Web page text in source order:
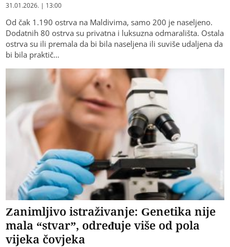
31.01.2026. | 13:00
Od čak 1.190 ostrva na Maldivima, samo 200 je naseljeno.
Dodatnih 80 ostrva su privatna i luksuzna odmarališta. Ostala
ostrva su ili premala da bi bila naseljena ili suviše udaljena da
bi bila praktič…
Zanimljivo istraživanje: Genetika nije
mala “stvar”, određuje više od pola
vijeka čovjeka